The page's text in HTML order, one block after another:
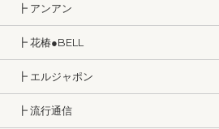
┣ アンアン
┣ 花椿●BELL
┣ エルジャポン
┣ 流行通信